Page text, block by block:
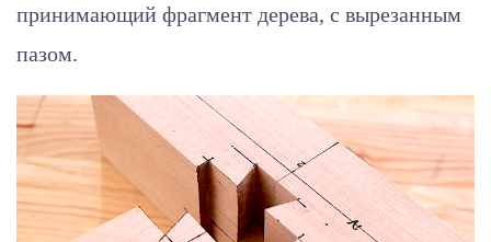
принимающий фрагмент дерева, с вырезанным
пазом.